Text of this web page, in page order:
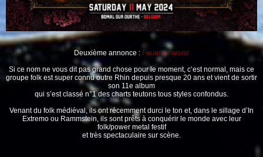
Deuxième annonce : Feuerschwanz
Si ce nom ne vous dit pas grand chose pour le moment, c’est normal, mais ce
groupe folk est super connu outre Rhin depuis presque 20 ans et vient de sortir
son 11e album
qui s’est classé n°1 des charts teutons tous styles confondus.
Venant du folk médiéval, ils ont récemment durci le ton et, dans le sillage d’In
Extremo ou Rammstein, ils sont prêts à conquérir le monde avec leur
folk/power metal festif
et très spectaculaire sur scène.